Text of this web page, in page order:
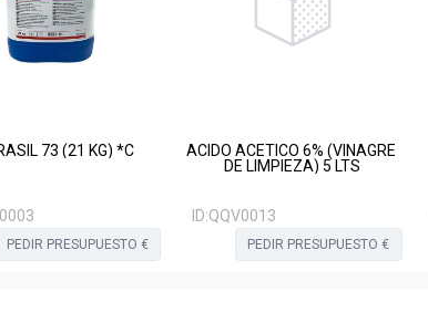
73 (21 KG) *C
PEDIR PRESUPUESTO €
ACIDO ACETICO 6% (VINAGRE
DE LIMPIEZA) 5 LTS
ID:QQV0013
PEDIR PRESUPUESTO €